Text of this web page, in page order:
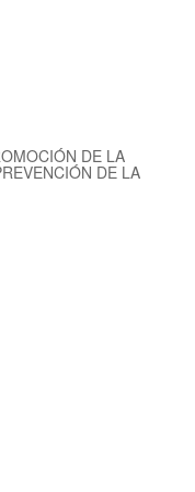
DE LA
DE LA